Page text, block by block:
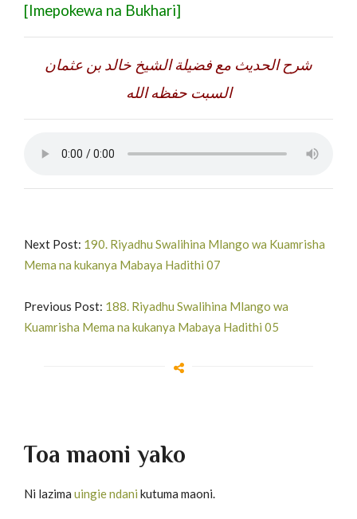
[Imepokewa na Bukhari]
شرح الحديث مع فضيلة الشيخ خالد بن عثمان
السبت حفظه الله
Next Post: 190. Riyadhu Swalihina Mlango wa Kuamrisha
Mema na kukanya Mabaya Hadithi 07
Previous Post: 188. Riyadhu Swalihina Mlango wa
Kuamrisha Mema na kukanya Mabaya Hadithi 05
Toa maoni yako
Ni lazima uingie ndani kutuma maoni.